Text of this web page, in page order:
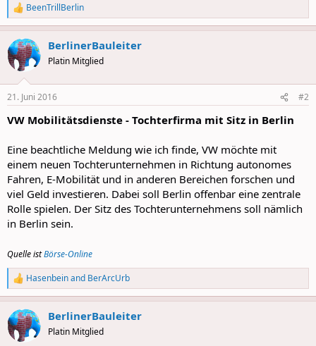
R
e
a
c
t
i
s
BeenTrillBerlin
BerlinerBauleiter
Platin Mitglied
21. Juni 2016 #2
VW Mobilitätsdienste - Tochterfirma mit Sitz in Berlin
Eine beachtliche Meldung wie ich finde, VW möchte mit
einem neuen Tochterunternehmen in Richtung autonomes
Fahren, E-Mobilität und in anderen Bereichen forschen und
viel Geld investieren. Dabei soll Berlin offenbar eine zentrale
Rolle spielen. Der Sitz des Tochterunternehmens soll nämlich
in Berlin sein.
Quelle istBörse-Online
R
e
a
c
t
i
Hasenbeinand BerArcUrb
BerlinerBauleiter
Platin Mitglied